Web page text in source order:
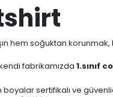
hem soğuktan
fabrikamızda 1.sınıf
boyalar sertifikalı ve